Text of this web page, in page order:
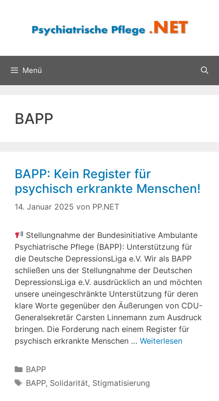
Menü
BAPP
BAPP: Kein Register für
psychisch erkrankte Menschen!
14. Januar 2025 von PP.NET
Stellungnahme der Bundesinitiative Ambulante
Psychiatrische Pflege (BAPP): Unterstützung für
die Deutsche DepressionsLiga e.V. Wir als BAPP
schließen uns der Stellungnahme der Deutschen
DepressionsLiga e.V. ausdrücklich an und möchten
unsere uneingeschränkte Unterstützung für deren
klare Worte gegenüber den Äußerungen von CDU-
Generalsekretär Carsten Linnemann zum Ausdruck
bringen. Die Forderung nach einem Register für
psychisch erkrankte Menschen … Weiterlesen
Kategorien
BAPP
Schlagwörter
BAPP, Solidarität, Stigmatisierung